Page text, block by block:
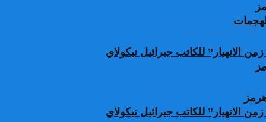
الانهيار” للكاتب جبرائيل نيكولاي
الانهيار” للكاتب جبرائيل نيكولاي